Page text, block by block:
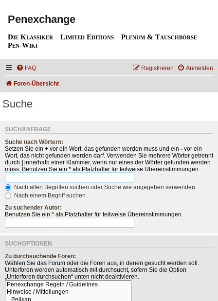
Penexchange
Die Klassiker Limited Editions
Plenum & Tauschbörse
Pen-Wiki
FAQ Anmelden
Registrieren
Foren-Übersicht
Suche
SUCHANFRAGE
Suche nach Wörtern:
Setzen Sie ein + vor ein Wort, das gefunden werden muss und ein - vor ein
Wort, das nicht gefunden werden darf. Verwenden Sie mehrere Wörter getrennt
durch | innerhalb einer Klammer, wenn nur eines der Wörter gefunden werden
muss. Benutzen Sie ein * als Platzhalter für teilweise Übereinstimmungen.
Nach allen Begriffen suchen oder Suche wie angegeben verwenden
Nach einem Begriff suchen
Zu suchender Autor:
Benutzen Sie ein * als Platzhalter für teilweise Übereinstimmungen.
SUCHOPTIONEN
Zu durchsuchende Foren:
Wählen Sie das Forum oder die Foren aus, in denen gesucht werden soll.
Unterforen werden automatisch mit durchsucht, sofern Sie die Option
„Unterforen durchsuchen“ unten nicht deaktivieren.